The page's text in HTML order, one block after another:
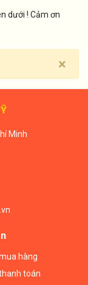
dưới ! Cảm ơn
×
Minh
hàng
toán